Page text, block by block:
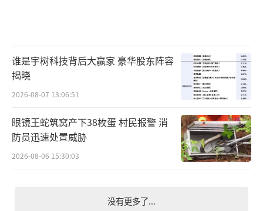
谁是宇树科技背后大赢家 豪华股东阵容
揭晓
2026-08-07 13:06:51
眼镜王蛇筑窝产下38枚蛋 村民报警 消
防员迅速处置威胁
2026-08-06 15:30:03
没有更多了...